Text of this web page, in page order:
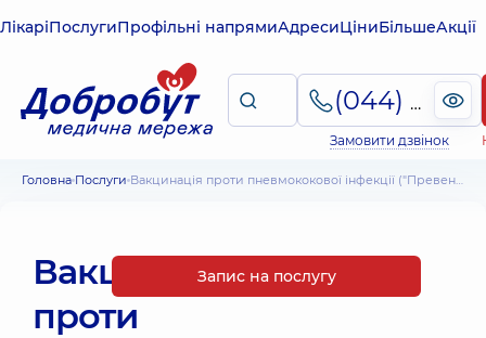
ЛікаріПослугиПрофільні напрямиАдресиЦіниБільшеАкції
(044) 495-2-888
Замовити дзвінок
Головна Послуги Вакцинація проти пневмококової інфекції ("Превенар 13")
Вакцинація
проти
Запис на послугу